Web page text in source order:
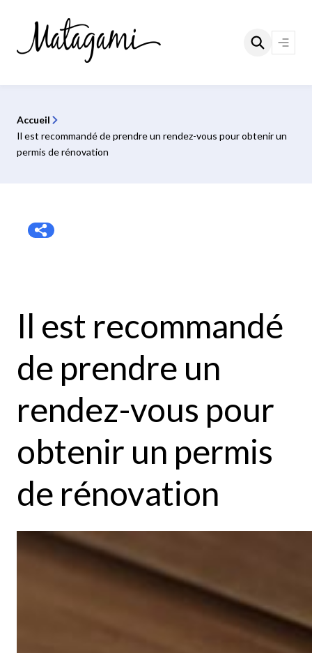
contenu
menu
Accueil
Il est recommandé de prendre un rendez-vous pour obtenir un
permis de rénovation
Il est recommandé
de prendre un
rendez-vous pour
obtenir un permis
de rénovation